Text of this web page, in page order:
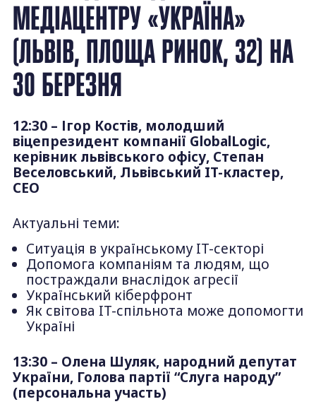
МЕДІАЦЕНТРУ «УКРАЇНА»
(ЛЬВІВ, ПЛОЩА РИНОК, 32) НА
30 БЕРЕЗНЯ
12:30 – Ігор Костів, молодший
віцепрезидент компанії GlobalLogic,
керівник львівського офісу, Степан
Веселовський, Львівський IT-кластер,
CEO
Актуальні теми:
Ситуація в українському IT-секторі
Допомога компаніям та людям, що
постраждали внаслідок агресії
Український кіберфронт
Як світова IT-спільнота може допомогти
Україні
13:30 – Олена Шуляк, народний депутат
України, Голова партії “Слуга народу”
(персональна участь)